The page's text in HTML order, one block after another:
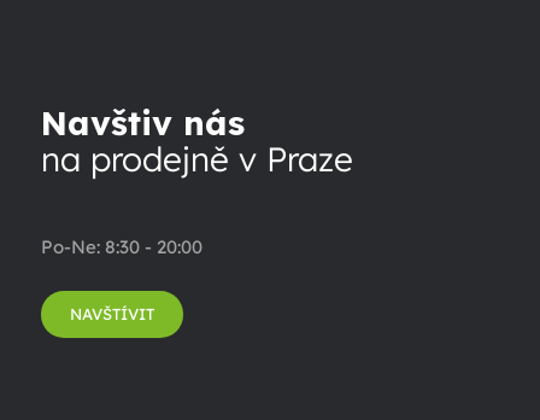
Navštiv nás
na prodejně v Praze
Po-Ne: 8:30 - 20:00
NAVŠTÍVIT